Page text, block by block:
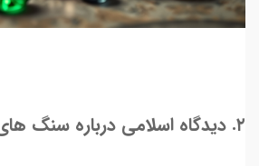
۲. دیدگاه اسلامی درباره سنگ های قیمتی